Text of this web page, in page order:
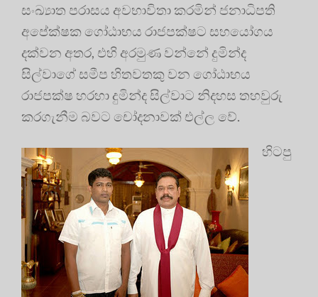
සංඛ්‍යාත පරාසය අවභාවිතා කරමින් ජනාධිපති
අපේක්ෂක ගෝඨාභය රාජපක්ෂට සහයෝගය
දක්වන අතර, එහි අරමුණ වන්නේ දුමින්ද
සිල්වාගේ සමීප හිතවතකු වන ගෝඨාභය
රාජපක්ෂ හරහා දුමින්ද සිල්වාට නිදහස තහවුරු
කරගැනීම බවට චෝදනාවක් එල්ල වේ.
හිටපු